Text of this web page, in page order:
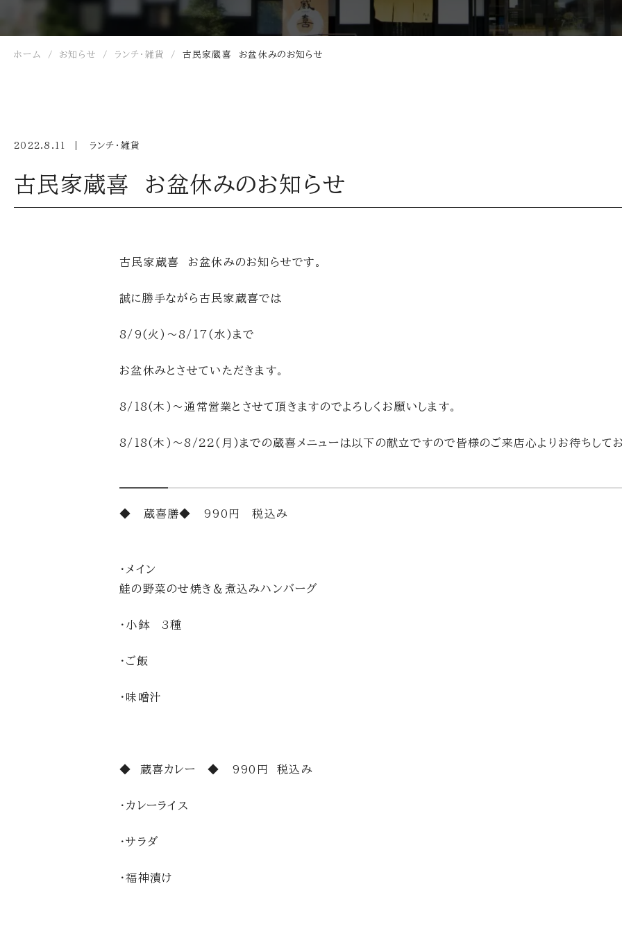
ホーム お知らせ ランチ・雑貨 古民家蔵喜 お盆休みのお知らせ
2022.8.11 ランチ・雑貨
古民家蔵喜 お盆休みのお知らせ
古民家蔵喜 お盆休みのお知らせです。
誠に勝手ながら古民家蔵喜では
8/9(火)～8/17(水)まで
お盆休みとさせていただきます。
8/18(木)～通常営業とさせて頂きますのでよろしくお願いします。
8/18(木)～8/22(月)までの蔵喜メニューは以下の献立ですので皆様のご来店心よりお待ちしてお
◆ 蔵喜膳◆ 990円 税込み
・メイン
鮭の野菜のせ焼き＆煮込みハンバーグ
・小鉢 3種
・ご飯
・味噌汁
◆ 蔵喜カレー ◆ 990円 税込み
・カレーライス
・サラダ
・福神漬け